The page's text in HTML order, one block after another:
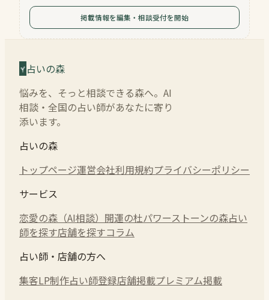
掲載情報を編集・相談受付を開始
占いの森
悩みを、そっと相談できる森へ。AI
相談・全国の占い師があなたに寄り
添います。
占いの森
トップページ運営会社利用規約プライバシーポリシー
サービス
恋愛の森（AI相談） 開運の杜パワーストーンの森占い
師を探す店舗を探すコラム
占い師・店舗の方へ
集客LP制作占い師登録店舗掲載プレミアム掲載